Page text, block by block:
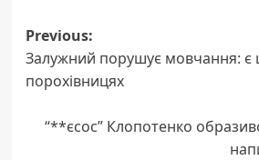
Post
navigation
Previous:
Залужний порушує мовчання: є
порохівницях
“**єсос” Клопотенко